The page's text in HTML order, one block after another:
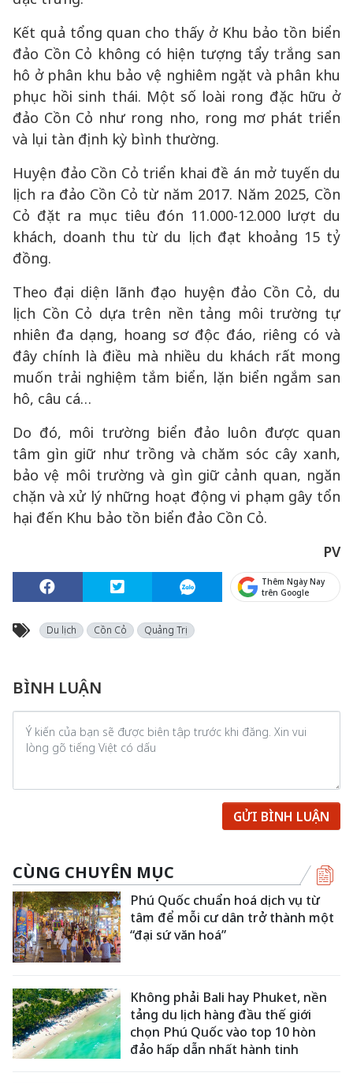
Kết quả tổng quan cho thấy ở Khu bảo tồn biển
đảo Cồn Cỏ không có hiện tượng tẩy trắng san
hô ở phân khu bảo vệ nghiêm ngặt và phân khu
phục hồi sinh thái. Một số loài rong đặc hữu ở
đảo Cồn Cỏ như rong nho, rong mơ phát triển
và lụi tàn định kỳ bình thường.
Huyện đảo Cồn Cỏ triển khai đề án mở tuyến du
lịch ra đảo Cồn Cỏ từ năm 2017. Năm 2025, Cồn
Cỏ đặt ra mục tiêu đón 11.000-12.000 lượt du
khách, doanh thu từ du lịch đạt khoảng 15 tỷ
đồng.
Theo đại diện lãnh đạo huyện đảo Cồn Cỏ, du
lịch Cồn Cỏ dựa trên nền tảng môi trường tự
nhiên đa dạng, hoang sơ độc đáo, riêng có và
đây chính là điều mà nhiều du khách rất mong
muốn trải nghiệm tắm biển, lặn biển ngắm san
hô, câu cá…
Do đó, môi trường biển đảo luôn được quan
tâm gìn giữ như trồng và chăm sóc cây xanh,
bảo vệ môi trường và gìn giữ cảnh quan, ngăn
chặn và xử lý những hoạt động vi phạm gây tổn
hại đến Khu bảo tồn biển đảo Cồn Cỏ.
PV
Thêm Ngày Nay
trên Google
Du lịch Cồn Cỏ Quảng Trị
BÌNH LUẬN
GỬI BÌNH LUẬN
CÙNG CHUYÊN MỤC
Phú Quốc chuẩn hoá dịch vụ từ
tâm để mỗi cư dân trở thành một
“đại sứ văn hoá”
Không phải Bali hay Phuket, nền
tảng du lịch hàng đầu thế giới
chọn Phú Quốc vào top 10 hòn
đảo hấp dẫn nhất hành tinh